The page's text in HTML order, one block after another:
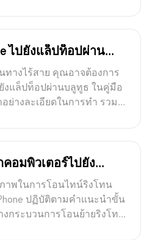
ไปยังแล็ปท็อปผ่าน
างไร้สาย คุณอาจต้องการ
ยังแล็ปท็อปผ่านบลูทูธ ในคู่มือ
างละเอียดในการทำ รวม
อมพิวเตอร์ไปยัง
าพในการโอนไทน์ริงโทน
ปฏิบัติตามคำแนะนำขั้น
กระบวนการโอนย้ายริงโทน